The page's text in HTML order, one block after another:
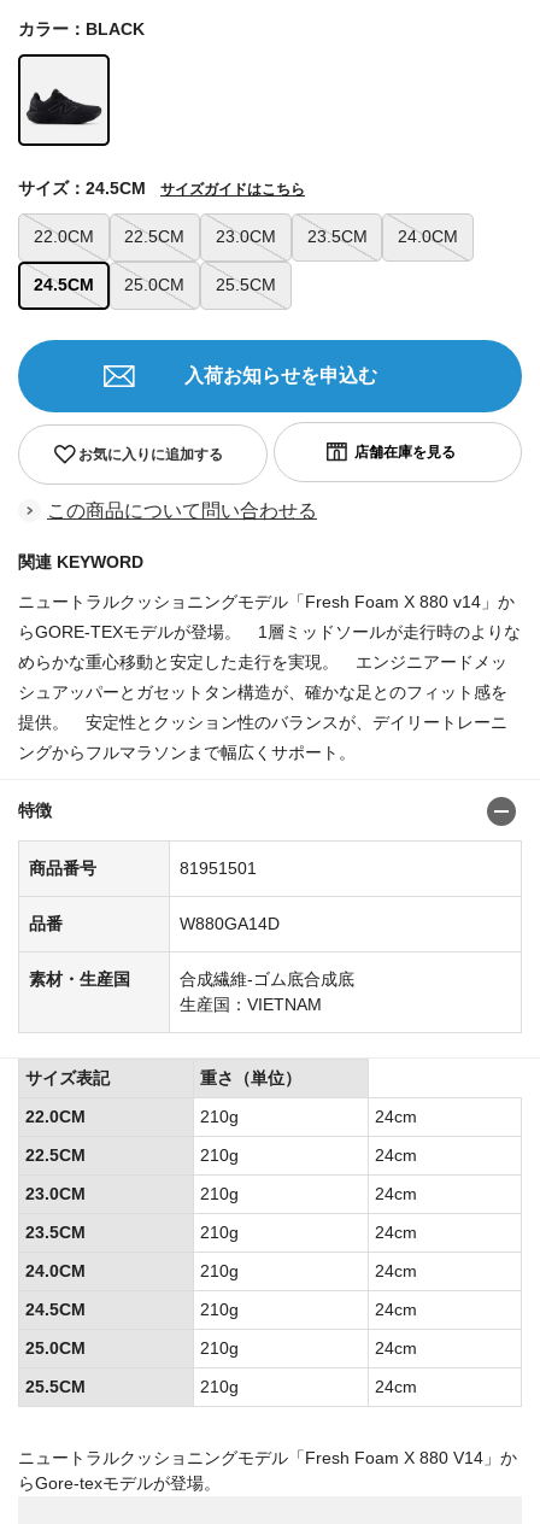
カラー：BLACK
22.0CM 22.5CM 23.0CM 23.5CM 24.0CM
24.5CM 25.0CM 25.5CM
サイズ：24.5CM サイズガイドはこちら
お気に入りに追加する
入荷お知らせを申込む
この商品について問い合わせる
関連 KEYWORD
ニュートラルクッショニングモデル「Fresh Foam X 880 v14」か
らGORE-TEXモデルが登場。 1層ミッドソールが走行時のよりな
めらかな重心移動と安定した走行を実現。 エンジニアードメッ
シュアッパーとガセットタン構造が、確かな足とのフィット感を
提供。 安定性とクッション性のバランスが、デイリートレーニ
ングからフルマラソンまで幅広くサポート。
特徴
商品番号 81951501
品番 W880GA14D
素材・生産国
合成繊維-ゴム底合成底
生産国：VIETNAM
ニュートラルクッショニングモデル「Fresh Foam X 880 V14」か
らGore-texモデルが登場。
サイズ表記
重さ（単位）
22.0CM
210g
24cm
22.5CM
210g
24cm
23.0CM
210g
24cm
23.5CM
210g
24cm
24.0CM
210g
24cm
24.5CM
210g
24cm
25.0CM
210g
24cm
25.5CM
210g 24cm